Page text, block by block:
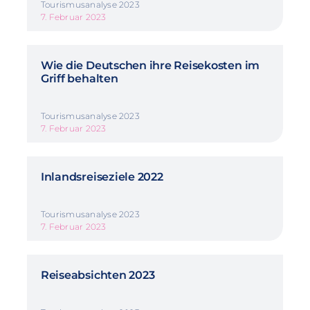
Tourismusanalyse 2023
7. Februar 2023
Wie die Deutschen ihre Reisekosten im
Griff behalten
Tourismusanalyse 2023
7. Februar 2023
Inlandsreiseziele 2022
Tourismusanalyse 2023
7. Februar 2023
Reiseabsichten 2023